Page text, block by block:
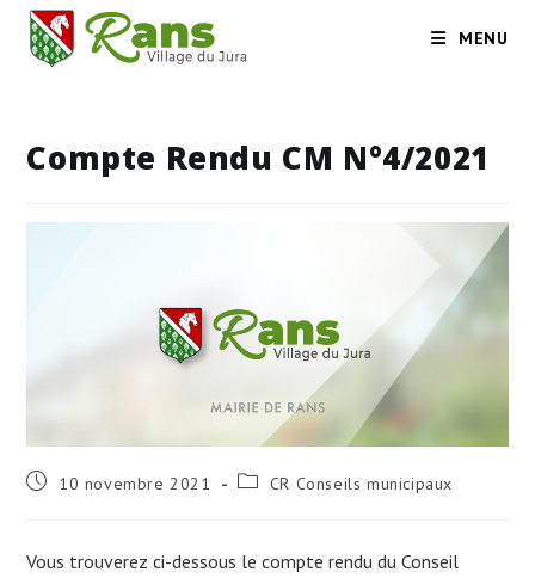
content
MENU
Compte Rendu CM N°4/2021
Publication
10 novembre 2021
Post CR Conseils municipaux
Vous trouverez ci-dessous le compte rendu du Conseil